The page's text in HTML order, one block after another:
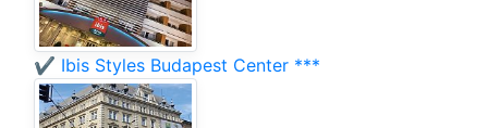
✔️ Ibis Styles Budapest Center ***